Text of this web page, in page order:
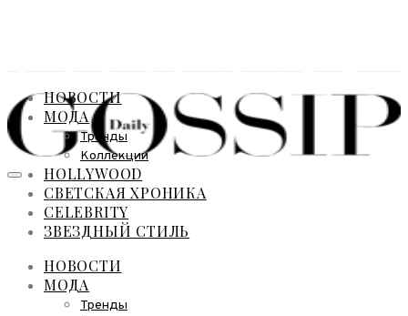
НОВОСТИ
МОДА
Тренды
Коллекции
HOLLYWOOD
СВЕТСКАЯ ХРОНИКА
CELEBRITY
ЗВЕЗДНЫЙ СТИЛЬ
НОВОСТИ
МОДА
Тренды